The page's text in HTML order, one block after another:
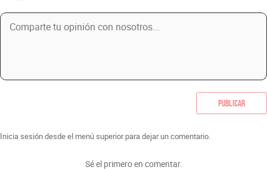
Publicar
Inicia sesión desde el menú superior para dejar un comentario.
Sé el primero en comentar.